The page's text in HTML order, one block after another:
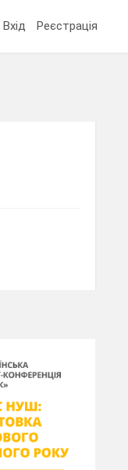
Вхід Реєстрація